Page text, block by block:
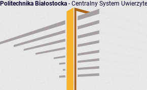
Politechnika Białostocka - Centralny System